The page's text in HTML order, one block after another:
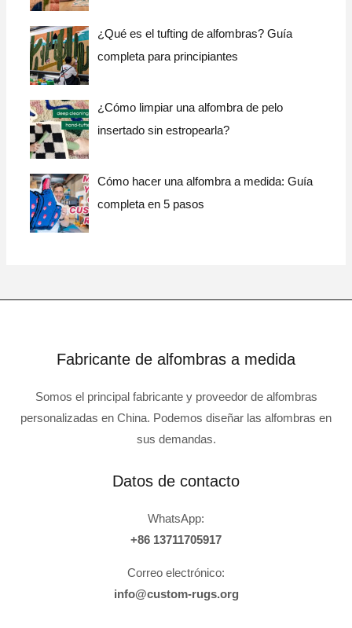
¿Qué es el tufting de alfombras? Guía
completa para principiantes
¿Cómo limpiar una alfombra de pelo
insertado sin estropearla?
Cómo hacer una alfombra a medida: Guía
completa en 5 pasos
Fabricante de alfombras a medida
Somos el principal fabricante y proveedor de alfombras
personalizadas en China. Podemos diseñar las alfombras en
sus demandas.
Datos de contacto
WhatsApp:
+86 13711705917
Correo electrónico:
info@custom-rugs.org